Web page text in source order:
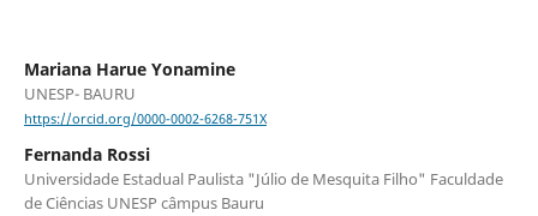
Mariana Harue Yonamine
UNESP- BAURU
https://orcid.org/0000-0002-6268-751X
Fernanda Rossi
Universidade Estadual Paulista "Júlio de Mesquita Filho" Faculdade
de Ciências UNESP câmpus Bauru